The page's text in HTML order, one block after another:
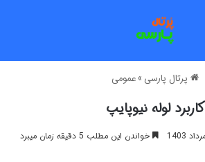
پرتال پارسی »عمومی
كاربرد لوله نیوپایپ
خواندن این مطلب 5 دقیقه زمان میبرد